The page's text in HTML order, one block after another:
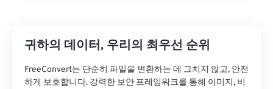
귀하의 데이터, 우리의 최우선 순위
FreeConvert는 단순히 파일을 변환하는 데 그치지 않고, 안전
하게 보호합니다. 강력한 보안 프레임워크를 통해 이미지, 비